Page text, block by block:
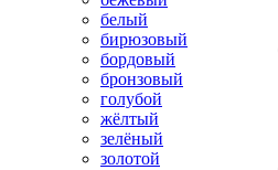
белый
бирюзовый
бордовый
бронзовый
голубой
жёлтый
зелёный
золотой